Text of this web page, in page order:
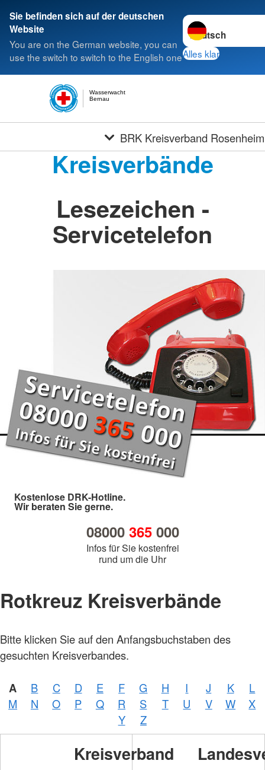
Sie befinden sich auf der deutschen
Website
You are on the German website, you can
use the switch to switch to the English one
Sprache wechseln
Alles klar
Bernau
Wasserwacht
BRK Kreisverband Rosenheim
Kreisverbände
Lesezeichen -
Servicetelefon
Kostenlose DRK-Hotline.
Wir beraten Sie gerne.
08000 365000
Infos für Sie kostenfrei
rund um die Uhr
Rotkreuz Kreisverbände
Bitte klicken Sie auf den Anfangsbuchstaben des
gesuchten Kreisverbandes.
A B C D E F G H I J K
L
M
N O P Q R S T U V W
X
Y
Z
Kreisverband